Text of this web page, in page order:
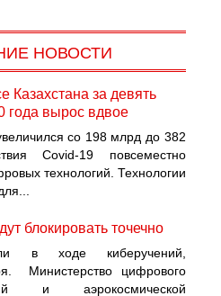
НОВОСТИ
Казахстана за девять
года вырос вдвое
со 198 млрд до 382
Covid-19 повсеместно
технологий. Технологии
блокировать точечно
в ходе киберучений,
Министерство цифрового
и аэрокосмической